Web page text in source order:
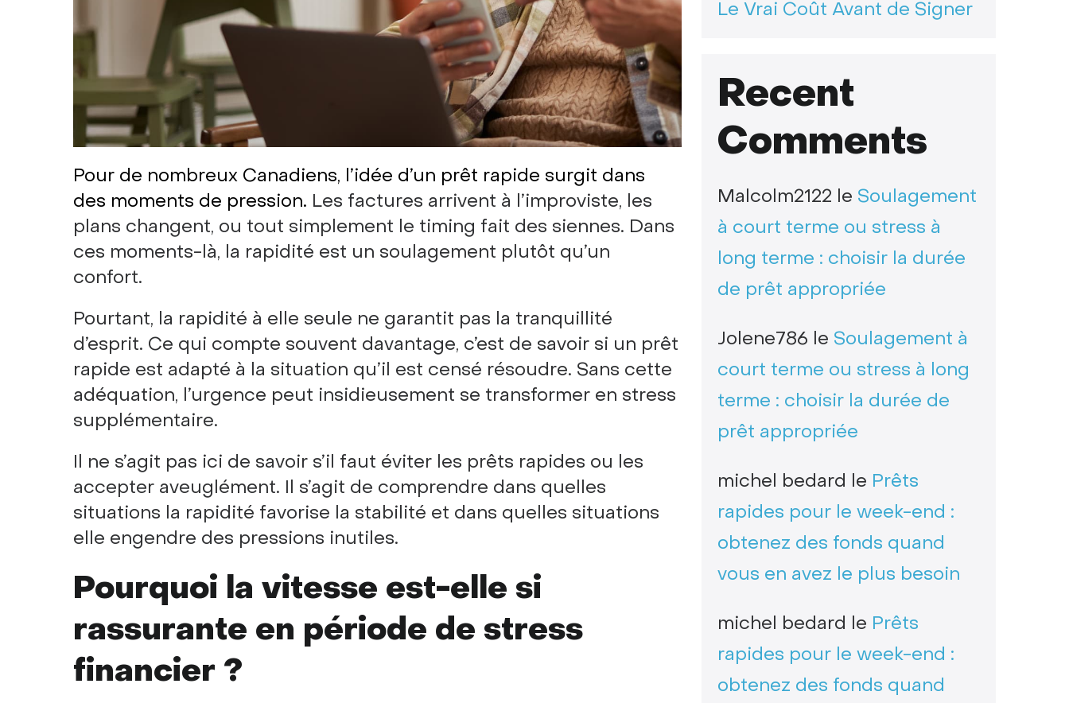
Pour de nombreux Canadiens, l’idée d’un prêt rapide surgit dans
des moments de pression. Les factures arrivent à l’improviste, les
plans changent, ou tout simplement le timing fait des siennes. Dans
ces moments-là, la rapidité est un soulagement plutôt qu’un
confort.
Pourtant, la rapidité à elle seule ne garantit pas la tranquillité
d’esprit. Ce qui compte souvent davantage, c’est de savoir si un prêt
rapide est adapté à la situation qu’il est censé résoudre. Sans cette
adéquation, l’urgence peut insidieusement se transformer en stress
supplémentaire.
Il ne s’agit pas ici de savoir s’il faut éviter les prêts rapides ou les
accepter aveuglément. Il s’agit de comprendre dans quelles
situations la rapidité favorise la stabilité et dans quelles situations
elle engendre des pressions inutiles.
Pourquoi la vitesse est-elle si
rassurante en période de stress
financier ?
Le Vrai Coût Avant de Signer
Recent
Comments
Malcolm2122 le Soulagement
à court terme ou stress à
long terme : choisir la durée
de prêt appropriée
Jolene786 le Soulagement à
court terme ou stress à long
terme : choisir la durée de
prêt appropriée
michel bedard le Prêts
rapides pour le week-end :
obtenez des fonds quand
vous en avez le plus besoin
michel bedard le Prêts
rapides pour le week-end :
obtenez des fonds quand